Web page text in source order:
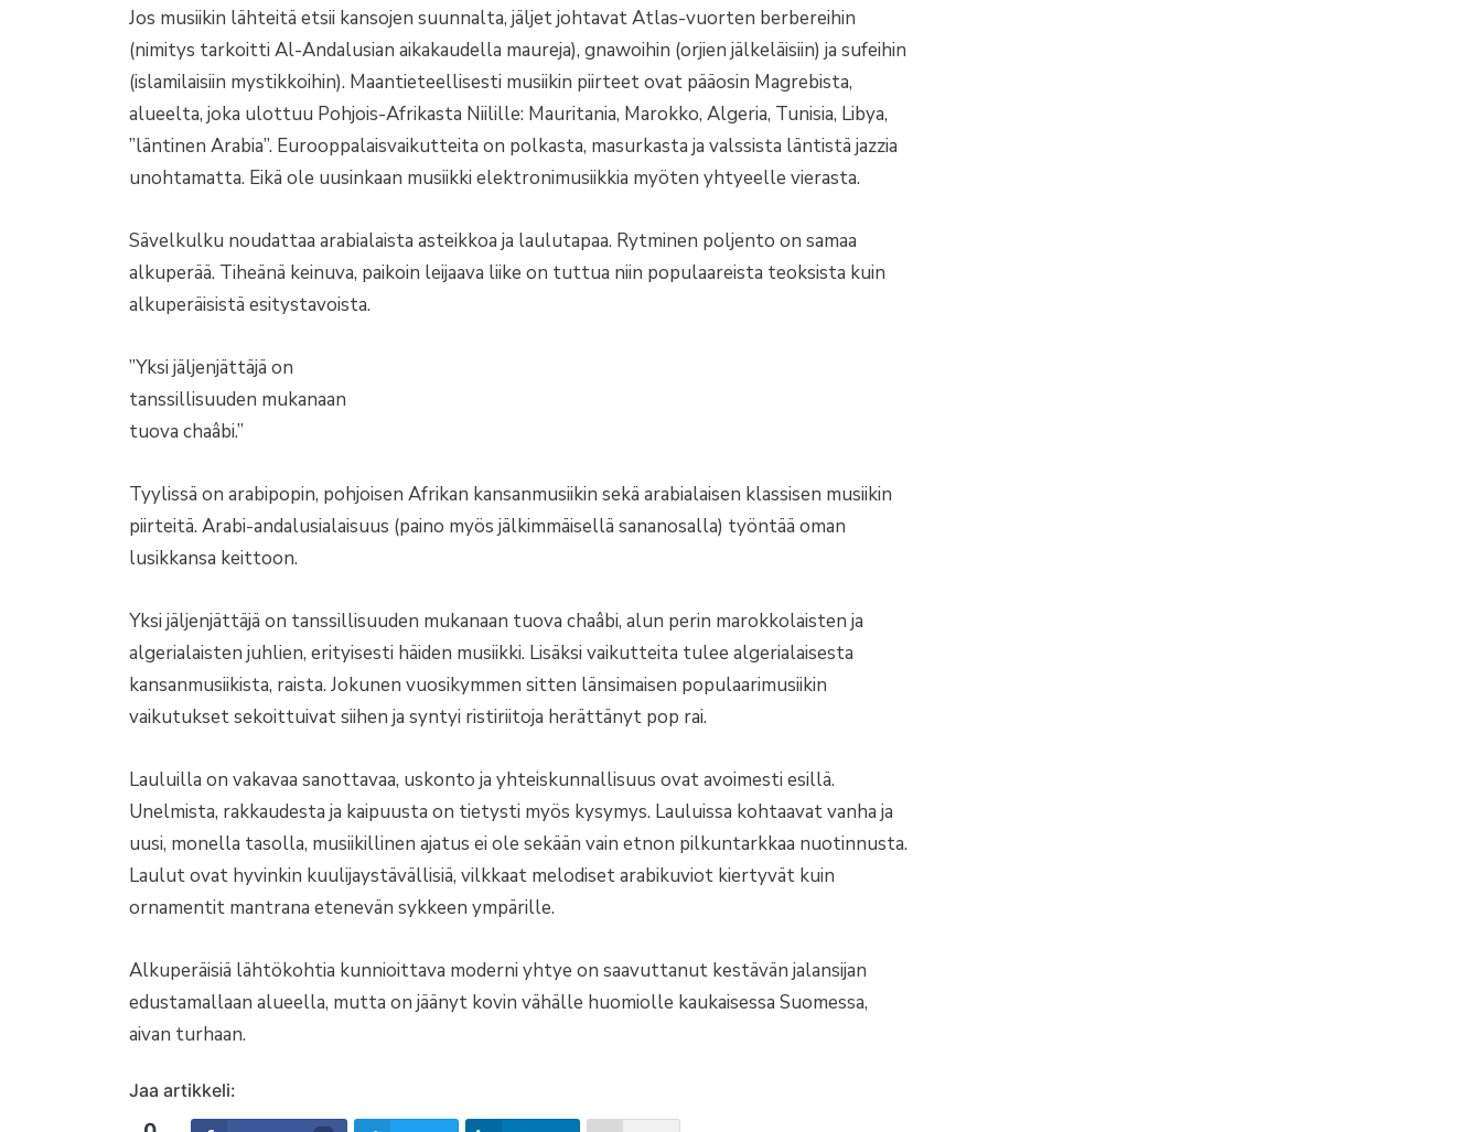
Jos musiikin lähteitä etsii kansojen suunnalta, jäljet johtavat Atlas-vuorten berbereihin
(nimitys tarkoitti Al-Andalusian aikakaudella maureja), gnawoihin (orjien jälkeläisiin) ja sufeihin
(islamilaisiin mystikkoihin). Maantieteellisesti musiikin piirteet ovat pääosin Magrebista,
alueelta, joka ulottuu Pohjois-Afrikasta Niilille: Mauritania, Marokko, Algeria, Tunisia, Libya,
”läntinen Arabia”. Eurooppalaisvaikutteita on polkasta, masurkasta ja valssista läntistä jazzia
unohtamatta. Eikä ole uusinkaan musiikki elektronimusiikkia myöten yhtyeelle vierasta.
Sävelkulku noudattaa arabialaista asteikkoa ja laulutapaa. Rytminen poljento on samaa
alkuperää. Tiheänä keinuva, paikoin leijaava liike on tuttua niin populaareista teoksista kuin
alkuperäisistä esitystavoista.
”Yksi jäljenjättäjä on
tanssillisuuden mukanaan
tuova chaâbi.”
Tyylissä on arabipopin, pohjoisen Afrikan kansanmusiikin sekä arabialaisen klassisen musiikin
piirteitä. Arabi-andalusialaisuus (paino myös jälkimmäisellä sananosalla) työntää oman
lusikkansa keittoon.
Yksi jäljenjättäjä on tanssillisuuden mukanaan tuova chaâbi, alun perin marokkolaisten ja
algerialaisten juhlien, erityisesti häiden musiikki. Lisäksi vaikutteita tulee algerialaisesta
kansanmusiikista, raista. Jokunen vuosikymmen sitten länsimaisen populaarimusiikin
vaikutukset sekoittuivat siihen ja syntyi ristiriitoja herättänyt pop rai.
Lauluilla on vakavaa sanottavaa, uskonto ja yhteiskunnallisuus ovat avoimesti esillä.
Unelmista, rakkaudesta ja kaipuusta on tietysti myös kysymys. Lauluissa kohtaavat vanha ja
uusi, monella tasolla, musiikillinen ajatus ei ole sekään vain etnon pilkuntarkkaa nuotinnusta.
Laulut ovat hyvinkin kuulijaystävällisiä, vilkkaat melodiset arabikuviot kiertyvät kuin
ornamentit mantrana etenevän sykkeen ympärille.
Alkuperäisiä lähtökohtia kunnioittava moderni yhtye on saavuttanut kestävän jalansijan
edustamallaan alueella, mutta on jäänyt kovin vähälle huomiolle kaukaisessa Suomessa,
aivan turhaan.
Jaa artikkeli: